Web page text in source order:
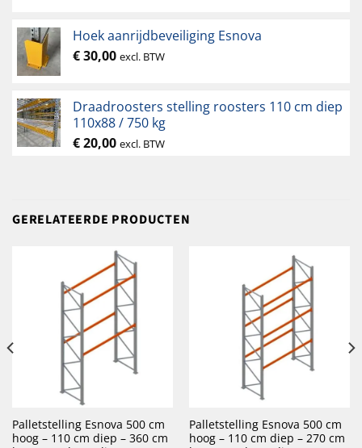
Hoek aanrijdbeveiliging Esnova
€30,00 excl. BTW
Draadroosters stelling roosters 110 cm diep
110x88 / 750 kg
€20,00 excl. BTW
GERELATEERDE PRODUCTEN
Palletstelling Esnova 500 cm
hoog – 110 cm diep – 360 cm
Palletstelling Esnova 500 cm
hoog – 110 cm diep – 270 cm